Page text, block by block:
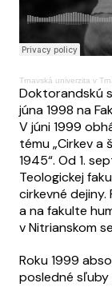
Trnavská univerzita v
Doktorandskú
júna 1998 na
V júni 1999
tému „Cirkev a
1945“. Od 1.
Teologickej
cirkevné
a na fakulte
v Nitrianskom
Roku 1999
posledné sľuby